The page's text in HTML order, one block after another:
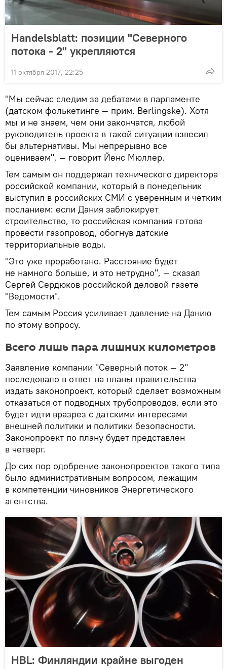
Handelsblatt: позиции "Северного
потока - 2" укрепляются
11 октября 2017, 22:25
"Мы сейчас следим за дебатами в парламенте
(датском фолькетинге — прим. Berlingske). Хотя
мы и не знаем, чем они закончатся, любой
руководитель проекта в такой ситуации взвесил
бы альтернативы. Мы непрерывно все
оцениваем", — говорит Йенс Мюллер.
Тем самым он поддержал технического директора
российской компании, который в понедельник
выступил в российских СМИ с уверенным и четким
посланием: если Дания заблокирует
строительство, то российская компания готова
провести газопровод, обогнув датские
территориальные воды.
"Это уже проработано. Расстояние будет
не намного больше, и это нетрудно", — сказал
Сергей Сердюков российской деловой газете
"Ведомости".
Тем самым Россия усиливает давление на Данию
по этому вопросу.
Всего лишь пара лишних километров
Заявление компании "Северный поток — 2"
последовало в ответ на планы правительства
издать законопроект, который сделает возможным
отказаться от подводных трубопроводов, если это
будет идти вразрез с датскими интересами
внешней политики и политики безопасности.
Законопроект по плану будет представлен
в четверг.
До сих пор одобрение законопроектов такого типа
было административным вопросом, лежащим
в компетенции чиновников Энергетического
агентства.
HBL: Финляндии крайне выгоден